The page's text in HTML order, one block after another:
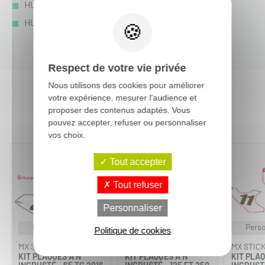
HUSQVARNA FC 350 :
HUSQVARNA FC 450 :
FC 450 2015
Vous aimerez aussi :
Personnalisable
MX STICKERS
KIT PLAQUES À N°
Personnalisable
KIT PLAQUES À N°
MX
KIT
Respect de votre vie privée
Nous utilisons des cookies pour améliorer
votre expérience, mesurer l'audience et
proposer des contenus adaptés. Vous
pouvez accepter, refuser ou personnaliser
vos choix.
Tout accepter
Tout refuser
Personnaliser
Politique de cookies